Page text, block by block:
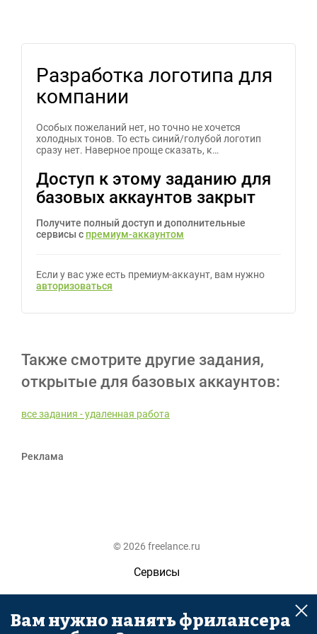
Разработка логотипа для
компании
Особых пожеланий нет, но точно не хочется
холодных тонов. То есть синий/голубой логотип
сразу нет. Наверное проще сказать, к…
Доступ к этому заданию для
базовых аккаунтов закрыт
Получите полный доступ и дополнительные
сервисы с премиум-аккаунтом
Если у вас уже есть премиум-аккаунт, вам нужно
авторизоваться
Также смотрите другие задания,
открытые для базовых аккаунтов:
все задания - удаленная работа
Реклама
© 2026 freelance.ru
Сервисы
Помощь
Поиск
Вам нужно нанять фрилансера